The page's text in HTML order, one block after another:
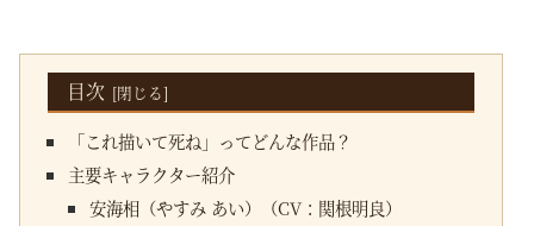
目次
「これ描いて死ね」ってどんな作品？
主要キャラクター紹介
安海相（やすみ あい）（CV：関根明良）